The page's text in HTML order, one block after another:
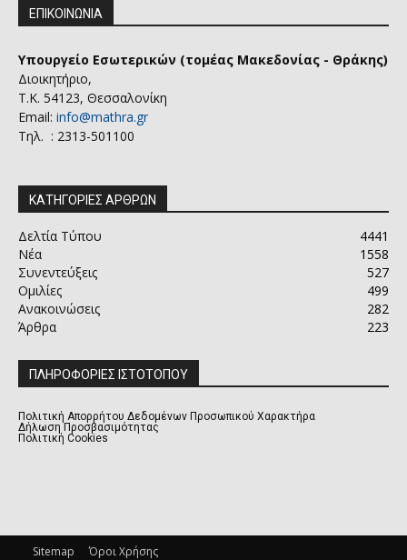
ΕΠΙΚΟΙΝΩΝΙΑ
Υπουργείο Εσωτερικών (τομέας Μακεδονίας - Θράκης)
Διοικητήριο,
Τ.Κ. 54123, Θεσσαλονίκη
Email: info@mathra.gr
Τηλ. : 2313-501100
ΚΑΤΗΓΟΡΙΕΣ ΑΡΘΡΩΝ
Δελτία Τύπου
4441
Νέα
1558
Συνεντεύξεις
527
Ομιλίες
499
Ανακοινώσεις
282
Άρθρα
223
ΠΛΗΡΟΦΟΡΙΕΣ ΙΣΤΟΤΟΠΟΥ
Πολιτική Απορρήτου Δεδομένων Προσωπικού Χαρακτήρα
Δήλωση Προσβασιμότητας
Πολιτική Cookies
Sitemap Όροι Χρήσης